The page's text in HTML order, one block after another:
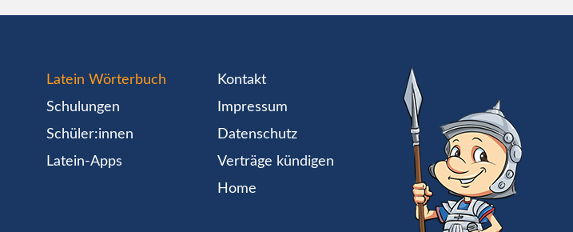
Latein Wörterbuch
Schulungen
Schüler:innen
Latein-Apps
Kontakt
Impressum
Datenschutz
Verträge kündigen
Home